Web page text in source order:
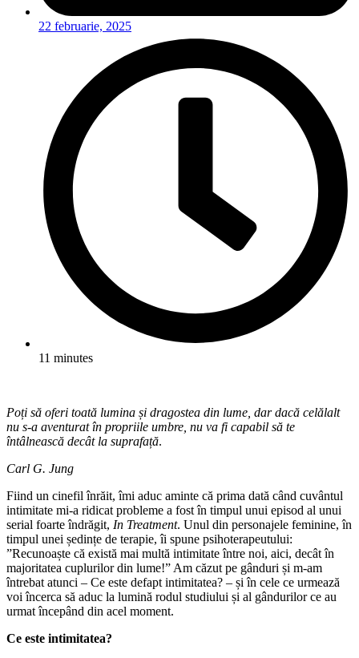
22 februarie, 2025
11 minutes
Poți să oferi toată lumina și dragostea din lume, dar dacă celălalt
nu s-a aventurat în propriile umbre, nu va fi capabil să te
întâlnească decât la suprafață.
Carl G. Jung
Fiind un cinefil înrăit, îmi aduc aminte că prima dată când cuvântul
intimitate mi-a ridicat probleme a fost în timpul unui episod al unui
serial foarte îndrăgit, In Treatment. Unul din personajele feminine, în
timpul unei ședințe de terapie, îi spune psihoterapeutului:
”Recunoaște că există mai multă intimitate între noi, aici, decât în
majoritatea cuplurilor din lume!” Am căzut pe gânduri și m-am
întrebat atunci – Ce este defapt intimitatea? – și în cele ce urmează
voi încerca să aduc la lumină rodul studiului și al gândurilor ce au
urmat începând din acel moment.
Ce este intimitatea?